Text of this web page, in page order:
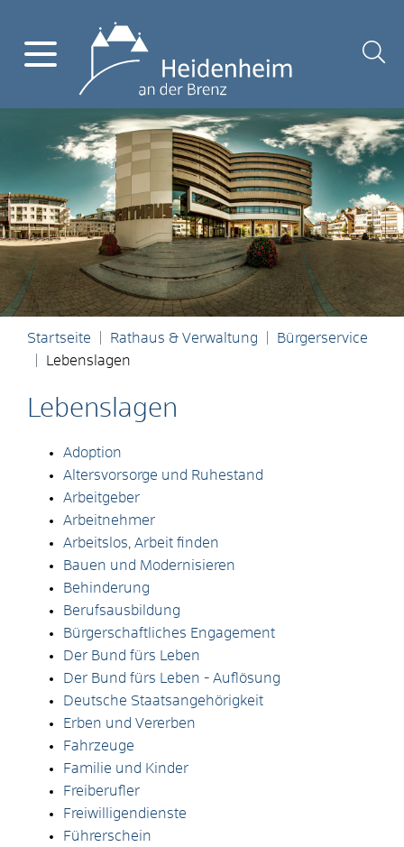
Startseite Rathaus & Verwaltung
Bürgerservice
Lebenslagen
Lebenslagen
Adoption
Altersvorsorge und Ruhestand
Arbeitgeber
Arbeitnehmer
Arbeitslos, Arbeit finden
Bauen und Modernisieren
Behinderung
Berufsausbildung
Bürgerschaftliches Engagement
Der Bund fürs Leben
Der Bund fürs Leben - Auflösung
Deutsche Staatsangehörigkeit
Erben und Vererben
Fahrzeuge
Familie und Kinder
Freiberufler
Freiwilligendienste
Führerschein